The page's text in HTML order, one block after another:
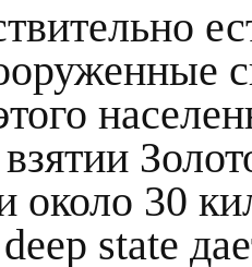
около 30
state